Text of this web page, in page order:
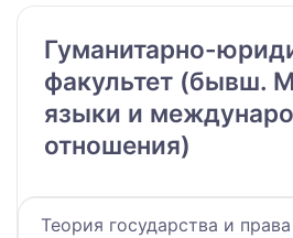
Гуманитарно-
факультет (бывш.
языки и
отношения)
Теория государства и права